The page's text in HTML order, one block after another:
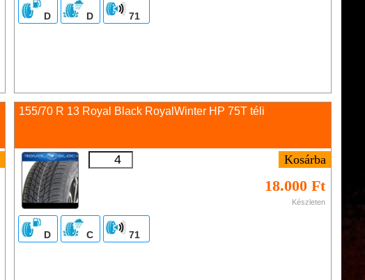
D D 71
155/70 R 13 Royal Black RoyalWinter HP 75T téli
18.000 Ft
Készleten
D C 71